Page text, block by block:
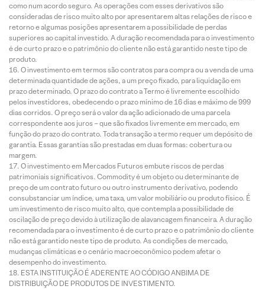
como num acordo seguro. As operações com esses derivativos são
consideradas de risco muito alto por apresentarem altas relações de risco e
retorno e algumas posições apresentarem a possibilidade de perdas
superiores ao capital investido. A duração recomendada para o investimento
é de curto prazo e o patrimônio do cliente não está garantido neste tipo de
produto.
O investimento em termos são contratos para compra ou a venda de uma
determinada quantidade de ações, a um preço fixado, para liquidação em
prazo determinado. O prazo do contrato a Termo é livremente escolhido
pelos investidores, obedecendo o prazo mínimo de 16 dias e máximo de 999
dias corridos. O preço será o valor da ação adicionado de uma parcela
correspondente aos juros – que são fixados livremente em mercado, em
função do prazo do contrato. Toda transação a termo requer um depósito de
garantia. Essas garantias são prestadas em duas formas: cobertura ou
margem.
O investimento em Mercados Futuros embute riscos de perdas
patrimoniais significativos. Commodity é um objeto ou determinante de
preço de um contrato futuro ou outro instrumento derivativo, podendo
consubstanciar um índice, uma taxa, um valor mobiliário ou produto físico. É
um investimento de risco muito alto, que contempla a possibilidade de
oscilação de preço devido à utilização de alavancagem financeira. A duração
recomendada para o investimento é de curto prazo e o patrimônio do cliente
não está garantido neste tipo de produto. As condições de mercado,
mudanças climáticas e o cenário macroeconômico podem afetar o
desempenho do investimento.
ESTA INSTITUIÇÃO É ADERENTE AO CÓDIGO ANBIMA DE
DISTRIBUIÇÃO DE PRODUTOS DE INVESTIMENTO.